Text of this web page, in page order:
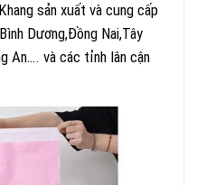
sản xuất và cung cấp
Dương,Đồng Nai,Tây
An…. và các tỉnh lân cận